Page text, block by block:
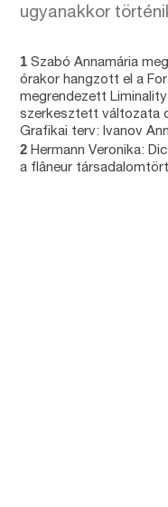
ugyanakkor
1 Szabó Annamária
órakor hangzott el a
megrendezett
szerkesztett változata
Grafikai terv: Ivanov
2 Hermann Veronika:
a flâneur